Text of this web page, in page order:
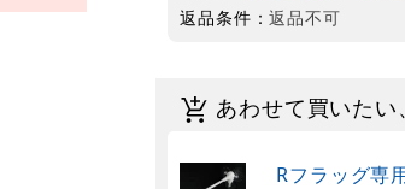
返品条件：返品不可
あわせて買いた
Rフラッグ専